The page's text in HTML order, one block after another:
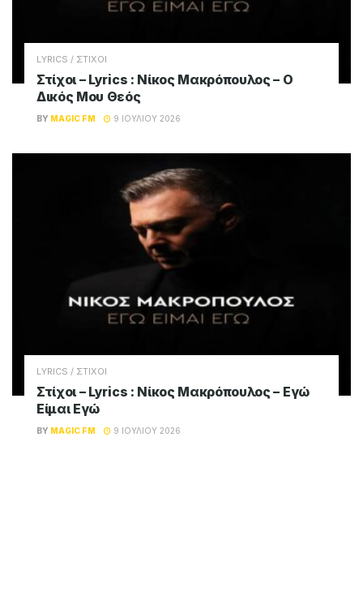
LYRICS / ΣΤΙΧΟΙ
Στίχοι – Lyrics : Νίκος Μακρόπουλος – Ο
Δικός Μου Θεός
BY MAGIC FM 9 ΙΟΥΛΊΟΥ 2026
LYRICS / ΣΤΙΧΟΙ
Στίχοι – Lyrics : Νίκος Μακρόπουλος – Εγώ
Είμαι Εγώ
BY MAGIC FM 9 ΙΟΥΛΊΟΥ 2026